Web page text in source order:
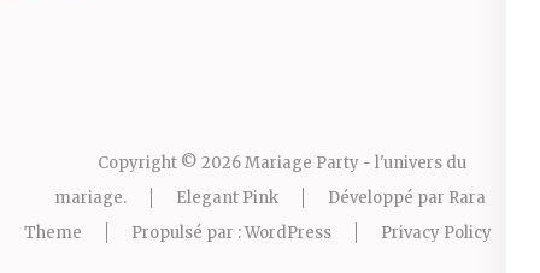
Copyright © 2026Mariage Party - l'univers du
mariage. Elegant Pink Développé par Rara
Theme
Propulsé par :WordPress Privacy Policy